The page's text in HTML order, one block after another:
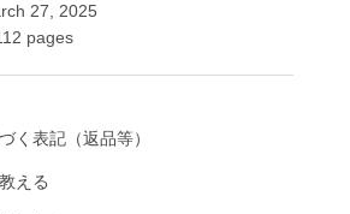
27, 2025
pages
く表記（返品等）
える